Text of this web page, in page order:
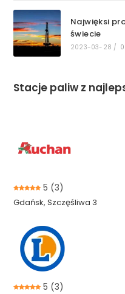
Najwięksi
świecie
2023-03-28 /
Stacje paliw z
5 (3)
Gdańsk, Szczęśliwa 3
5 (3)